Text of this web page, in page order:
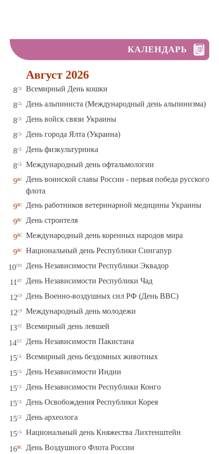
КАЛЕНДАРЬ
Август 2026
8сб Всемирный День кошки
8сб День альпиниста (Международный день альпинизма)
8сб День войск связи Украины
8сб День города Ялта (Украина)
8сб День физкультурника
8сб Международный день офтальмологии
9вс
День воинской славы России - первая победа русского
флота
9вс День работников ветеринарной медицины Украины
9вс День строителя
9вс Международный день коренных народов мира
9вс Национальный день Республики Сингапур
10пн День Независимости Республики Эквадор
11 вт День Независимости Республики Чад
12ср День Военно-воздушных сил РФ (День ВВС)
12ср Международный день молодежи
13чт Всемирный день левшей
14пт День Независимости Пакистана
15сб Всемирный день бездомных животных
15сб День Независимости Индии
15сб День Независимости Республики Конго
15сб День Освобождения Республики Корея
15сб День археолога
15сб Национальный день Княжества Лихтенштейн
16вс День Воздушного Флота России